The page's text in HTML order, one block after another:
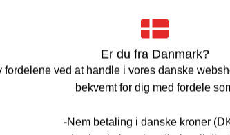
Er du fra Danmark?
fordelene ved at handle i vores danske
bekvemt for dig med fordele
-Nem betaling i danske kroner